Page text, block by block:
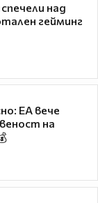
над
гейминг
EA вече
на